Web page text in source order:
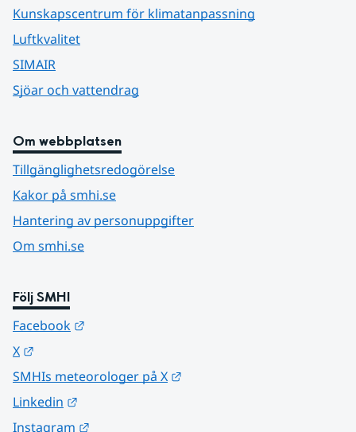
Kunskapscentrum för klimatanpassning
Luftkvalitet
SIMAIR
Sjöar och vattendrag
Om webbplatsen
Tillgänglighetsredogörelse
Kakor på smhi.se
Hantering av personuppgifter
Om smhi.se
Följ SMHI
Facebook
X
SMHIs meteorologer på X
Linkedin
Instagram